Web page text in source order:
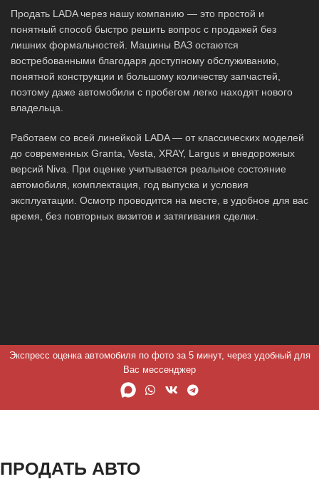
Продать LADA через нашу компанию — это простой и
понятный способ быстро решить вопрос с продажей без
лишних формальностей. Машины ВАЗ остаются
востребованными благодаря доступному обслуживанию,
понятной конструкции и большому количеству запчастей,
поэтому даже автомобили с пробегом легко находят нового
владельца.
Работаем со всей линейкой LADA — от классических моделей
до современных Granta, Vesta, XRAY, Largus и внедорожных
версий Niva. При оценке учитывается реальное состояние
автомобиля, комплектация, год выпуска и условия
эксплуатации. Осмотр проводится на месте, в удобное для вас
время, без повторных визитов и затягивания сделки.
Экспресс оценка автомобиля по фото за 5 минут, через удобный для
Вас мессенджер
ПРОДАТЬ АВТО